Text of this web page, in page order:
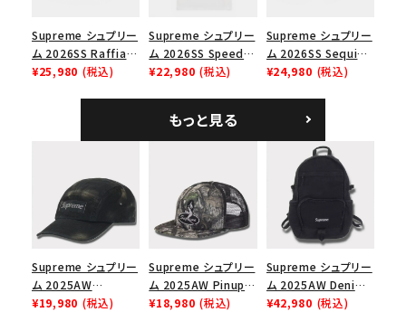
Supreme シュプリー
ム 2026SS Raffia
Mesh Back 5-Panel
¥25,980 (税込)
Supreme シュプリー
ム 2026SS Speed
Tee スピードTシャツ
¥22,980 (税込)
Supreme シュプリー
ム 2026SS Sequin
Denim Classic
シックロゴ 6パネルキ
ャップ ブラック
¥24,980 (税込)
もっと見る
Supreme シュプリー
ム 2025AW
Overdyed Camp
¥19,980 (税込)
Supreme シュプリー
ム 2025AW Pinup
Mesh Back 5-Panel
¥18,980 (税込)
Supreme シュプリー
ム 2025AW Denim
Backpack デニム バ
¥42,980 (税込)